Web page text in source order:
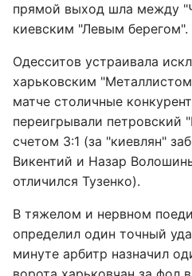
прямой выход шла между
киевским "Левым берегом".
Одесситов устраивала
харьковским
матче столичные
переигрывали петровский
счетом 3:1 (за "киевлян"
Викентий и Назар
отличился Тузенко).
В тяжелом и нервном
определил один точный
минуте арбитр назначил